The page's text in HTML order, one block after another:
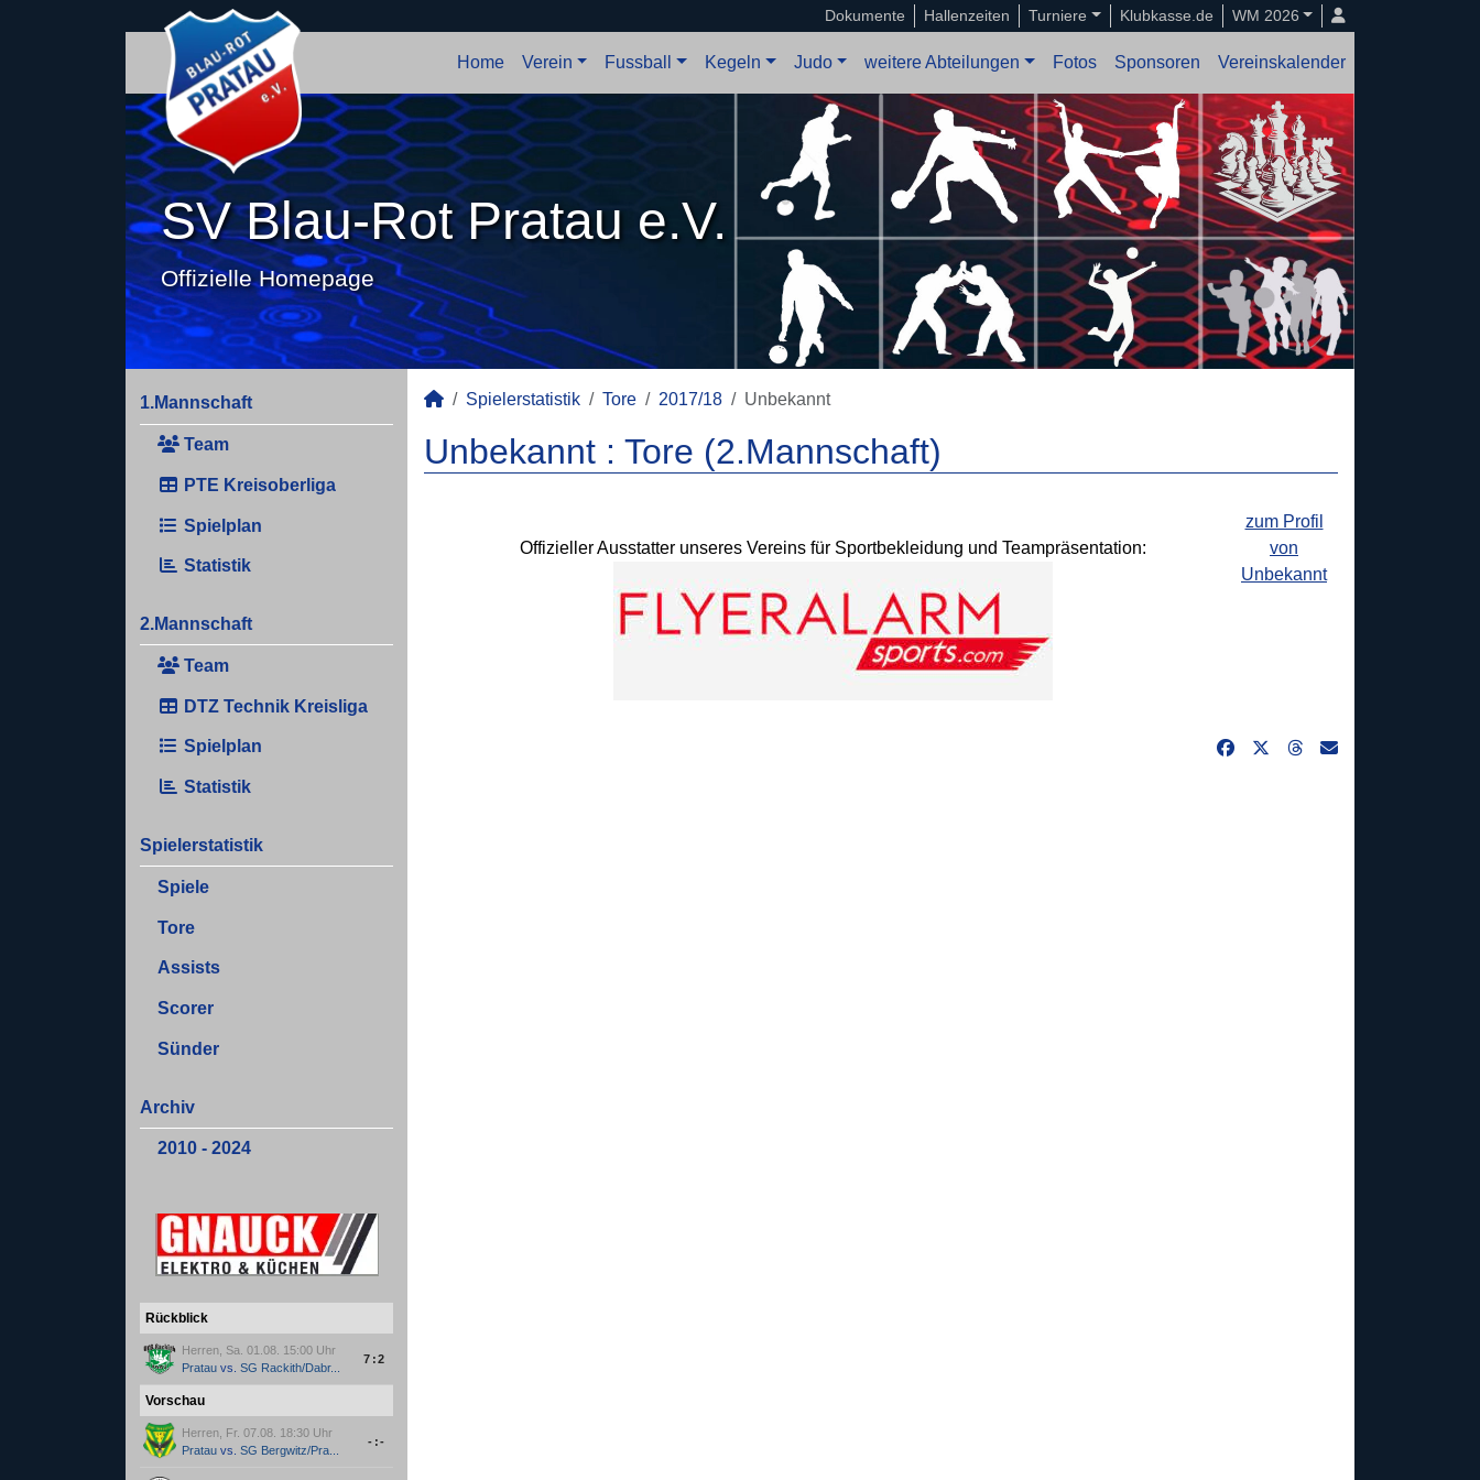
Dokumente Hallenzeiten Turniere Klubkasse.de WM 2026
Home Verein Fussball Kegeln Judo weitere Abteilungen Fotos Sponsoren Vereinskalender
SV Blau-Rot Pratau e.V.
Offizielle Homepage
1.Mannschaft
Team
PTE Kreisoberliga
Spielplan
Statistik
2.Mannschaft
Team
DTZ Technik Kreisliga
Spielplan
Statistik
Spielerstatistik
Spiele
Tore
Assists
Scorer
Sünder
Archiv
2010 - 2024
Rückblick
Herren, Sa. 01.08. 15:00 Uhr
Pratauvs. SG Rackith/Dabr...
7:2
Vorschau
Herren, Fr. 07.08. 18:30 Uhr
Pratauvs. SG Bergwitz/Pra...
-:-
Spielerstatistik Tore 2017/18 Unbekannt
Unbekannt : Tore (2.Mannschaft)
zum Profil
von
Unbekannt
Offizieller Ausstatter unseres Vereins für Sportbekleidung und Teampräsentation: